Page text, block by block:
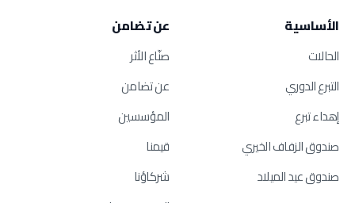
الأساسية
الحالات
التبرع الدوري
إهداء تبرع
صندوق الزفاف الخيري
صندوق عيد الميلاد
عن تضامن
صنّاع الأثر
عن تضامن
المؤسسين
قيمنا
شركاؤنا